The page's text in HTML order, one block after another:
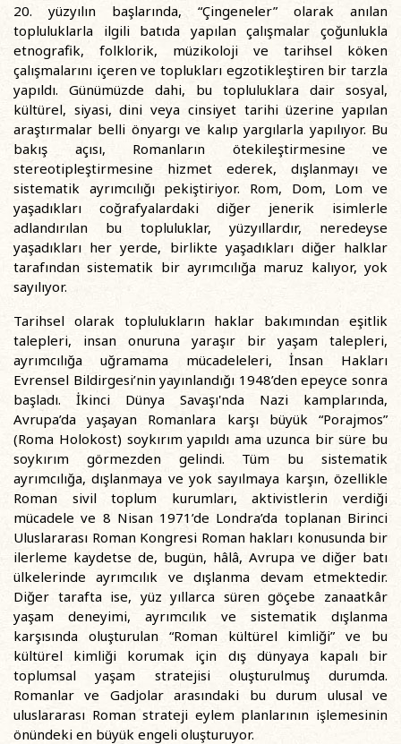
20. yüzyılın başlarında, “Çingeneler” olarak anılan
topluluklarla ilgili batıda yapılan çalışmalar çoğunlukla
etnografik, folklorik, müzikoloji ve tarihsel köken
çalışmalarını içeren ve toplukları egzotikleştiren bir tarzla
yapıldı. Günümüzde dahi, bu topluluklara dair sosyal,
kültürel, siyasi, dini veya cinsiyet tarihi üzerine yapılan
araştırmalar belli önyargı ve kalıp yargılarla yapılıyor. Bu
bakış açısı, Romanların ötekileştirmesine ve
stereotipleştirmesine hizmet ederek, dışlanmayı ve
sistematik ayrımcılığı pekiştiriyor. Rom, Dom, Lom ve
yaşadıkları coğrafyalardaki diğer jenerik isimlerle
adlandırılan bu topluluklar, yüzyıllardır, neredeyse
yaşadıkları her yerde, birlikte yaşadıkları diğer halklar
tarafından sistematik bir ayrımcılığa maruz kalıyor, yok
sayılıyor.
Tarihsel olarak toplulukların haklar bakımından eşitlik
talepleri, insan onuruna yaraşır bir yaşam talepleri,
ayrımcılığa uğramama mücadeleleri, İnsan Hakları
Evrensel Bildirgesi’nin yayınlandığı 1948’den epeyce sonra
başladı. İkinci Dünya Savaşı'nda Nazi kamplarında,
Avrupa’da yaşayan Romanlara karşı büyük “Porajmos”
(Roma Holokost) soykırım yapıldı ama uzunca bir süre bu
soykırım görmezden gelindi. Tüm bu sistematik
ayrımcılığa, dışlanmaya ve yok sayılmaya karşın, özellikle
Roman sivil toplum kurumları, aktivistlerin verdiği
mücadele ve 8 Nisan 1971’de Londra’da toplanan Birinci
Uluslararası Roman Kongresi Roman hakları konusunda bir
ilerleme kaydetse de, bugün, hâlâ, Avrupa ve diğer batı
ülkelerinde ayrımcılık ve dışlanma devam etmektedir.
Diğer tarafta ise, yüz yıllarca süren göçebe zanaatkâr
yaşam deneyimi, ayrımcılık ve sistematik dışlanma
karşısında oluşturulan “Roman kültürel kimliği” ve bu
kültürel kimliği korumak için dış dünyaya kapalı bir
toplumsal yaşam stratejisi oluşturulmuş durumda.
Romanlar ve Gadjolar arasındaki bu durum ulusal ve
uluslararası Roman strateji eylem planlarının işlemesinin
önündeki en büyük engeli oluşturuyor.